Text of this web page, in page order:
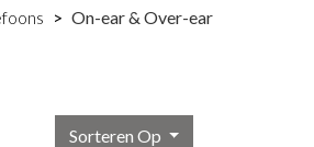
On-ear & Over-ear
Sorteren Op